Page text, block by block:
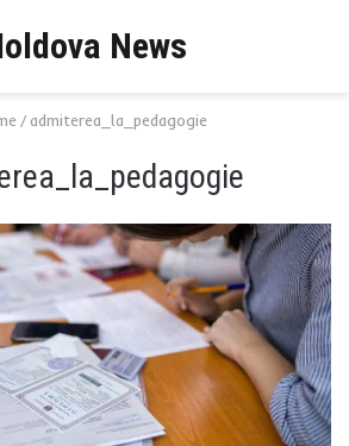
News
/admiterea_la_pedagogie